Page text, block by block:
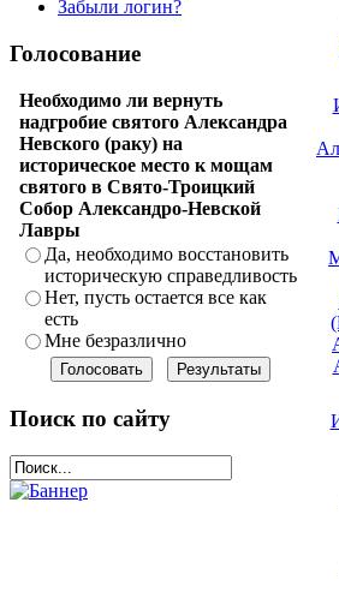
Забыли логин?
Голосование
Необходимо ли вернуть
надгробие святого Александра
Невского (раку) на
историческое место к мощам
святого в Свято-Троицкий
Собор Александро-Невской
Лавры
Да, необходимо восстановить
историческую справедливость
Нет, пусть остается все как
есть
Мне безразлично
Поиск по сайту